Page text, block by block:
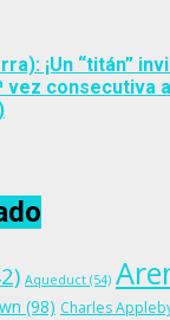
¡Un “titán”
vez consecutiva
Aqueduct (54)
(98) Charles